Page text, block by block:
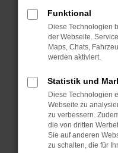
Starte dein
Das kann
Probleme zu
Betriebssystem
sind.
Veraltete
Sicherheitsrisiko,
führen, dass
unterstützt
Funktional
Diese Technologien
der Webseite.
Maps, Chats,
werden aktiviert.
Statistik und
Diese Technologien
Webseite zu
zu verbessern.
die von dritten
Sie auf anderen
zu schalten, die für